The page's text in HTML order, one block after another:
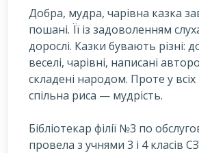
Добра, мудра, чарiвна казка
пошанi. Її із задоволенням
дорослi. Казки бувають рiзнi:
веселi, чарiвнi, написанi
складенi народом. Проте у всiх
спiльна риса — мудрiсть.
Бібліотекар філії №3 по
провела з учнями 3 і 4 класів